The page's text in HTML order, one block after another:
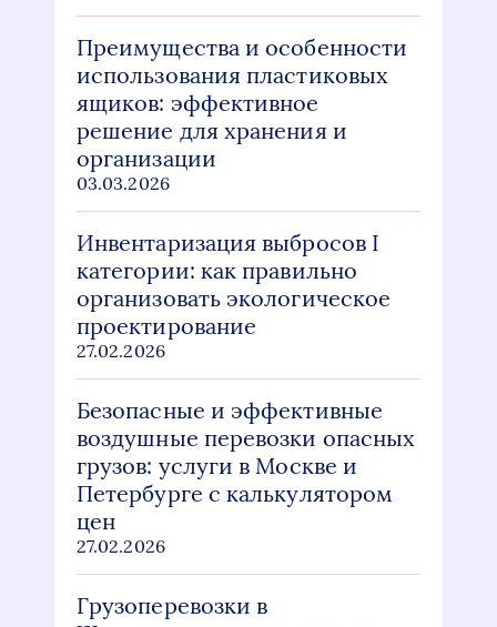
Преимущества и особенности
использования пластиковых
ящиков: эффективное
решение для хранения и
организации
03.03.2026
Инвентаризация выбросов I
категории: как правильно
организовать экологическое
проектирование
27.02.2026
Безопасные и эффективные
воздушные перевозки опасных
грузов: услуги в Москве и
Петербурге с калькулятором
цен
27.02.2026
Грузоперевозки в